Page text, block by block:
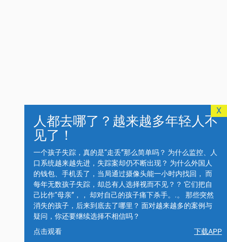
人都去哪了？越来越多年轻人不
见了！
一个孩子失踪，真的是“走丢”那么简单吗？ 为什么监控、人
口系统越来越先进，失踪案却仍不断出现？ 为什么外国人
的钱包、手机丢了，当局通过摄像头能一小时内找回， 而
每年无数孩子失踪，却总有人选择视而不见？？ 它们把自
己比作“母亲”，， 却对自己的孩子痛下杀手。.。 那些突然
消失的孩子，后来到底去了哪里？ 面对越来越多的案例与
疑问，你还要继续选择不相信吗？
下载APP
X
点击观看